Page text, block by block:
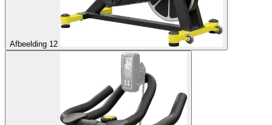
Afbeelding 12